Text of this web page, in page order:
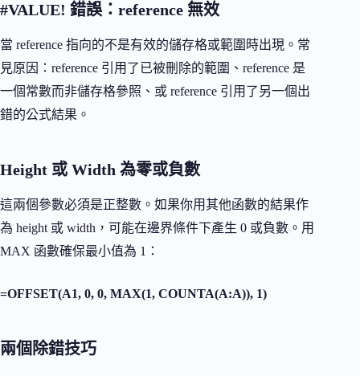
#VALUE! 錯誤：reference 無效
當 reference 指向的不是有效的儲存格或範圍時出現。常
見原因：reference 引用了已被刪除的範圍、reference 是
一個常數而非儲存格參照、或 reference 引用了另一個出
錯的公式結果。
Height 或 Width 為零或負數
這兩個參數必須是正整數。如果你用其他函數的結果作
為 height 或 width，可能在邊界條件下產生 0 或負數。用
MAX 函數確保最小值為 1：
=OFFSET(A1, 0, 0, MAX(1, COUNTA(A:A)), 1)
兩個除錯技巧